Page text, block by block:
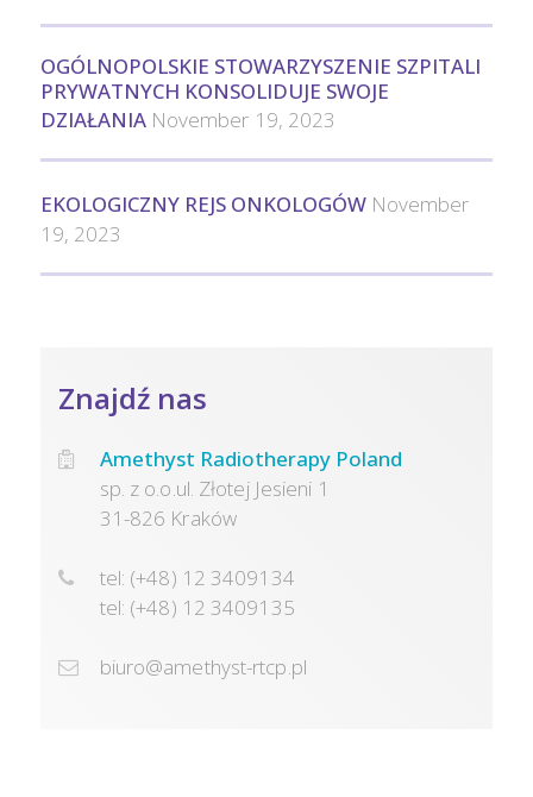
OGÓLNOPOLSKIE STOWARZYSZENIE SZPITALI
PRYWATNYCH KONSOLIDUJE SWOJE
DZIAŁANIA November 19, 2023
EKOLOGICZNY REJS ONKOLOGÓW November
19, 2023
Znajdź nas
Amethyst Radiotherapy Poland
sp. z o.o.ul. Złotej Jesieni 1
31-826 Kraków
tel: (+48) 12 3409134
tel: (+48) 12 3409135
biuro@amethyst-rtcp.pl